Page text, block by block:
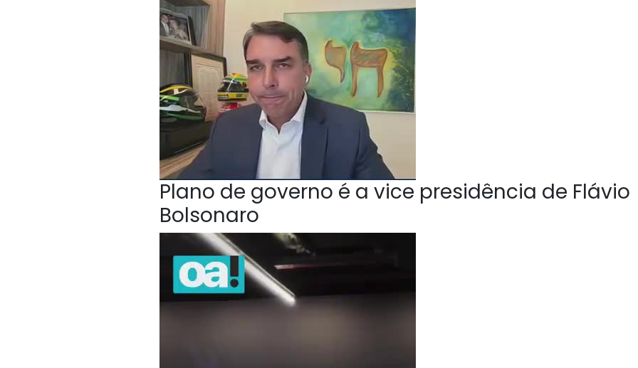
Plano de governo é a vice presidência de Flávio
Bolsonaro